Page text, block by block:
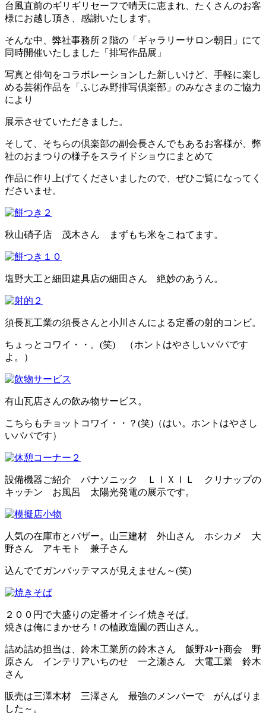
台風直前のギリギリセーフで晴天に恵まれ、たくさんのお客
様にお越し頂き、感謝いたします。
そんな中、弊社事務所２階の「ギャラリーサロン朝日」にて
同時開催いたしました「排写作品展」
写真と俳句をコラボレーションした新しいけど、手軽に楽し
める芸術作品を「ふじみ野排写倶楽部」のみなさまのご協力
により
展示させていただきました。
そして、そちらの倶楽部の副会長さんでもあるお客様が、弊
社のおまつりの様子をスライドショウにまとめて
作品に作り上げてくださいましたので、ぜひご覧になってく
ださいませ。
秋山硝子店 茂木さん まずもち米をこねてます。
塩野大工と細田建具店の細田さん 絶妙のあうん。
須長瓦工業の須長さんと小川さんによる定番の射的コンビ。
ちょっとコワイ・・。(笑) （ホントはやさしいパパです
よ。）
有山瓦店さんの飲み物サービス。
こちらもチョットコワイ・・？(笑)（はい。ホントはやさし
いパパです）
設備機器ご紹介 パナソニック ＬＩＸＩＬ クリナップの
キッチン お風呂 太陽光発電の展示です。
人気の在庫市とバザー。山三建材 外山さん ホシカメ 大
野さん アキモト 兼子さん
込んでてガンバッテマスが見えません～(笑)
２００円で大盛りの定番オイシイ焼きそば。
焼きは俺にまかせろ！の植政造園の西山さん。
詰め詰め担当は、鈴木工業所の鈴木さん 飯野ｽﾚｰﾄ商会 野
原さん インテリアいちのせ 一之瀬さん 大電工業 鈴木
さん
販売は三澤木材 三澤さん 最強のメンバーで がんばりま
した～。